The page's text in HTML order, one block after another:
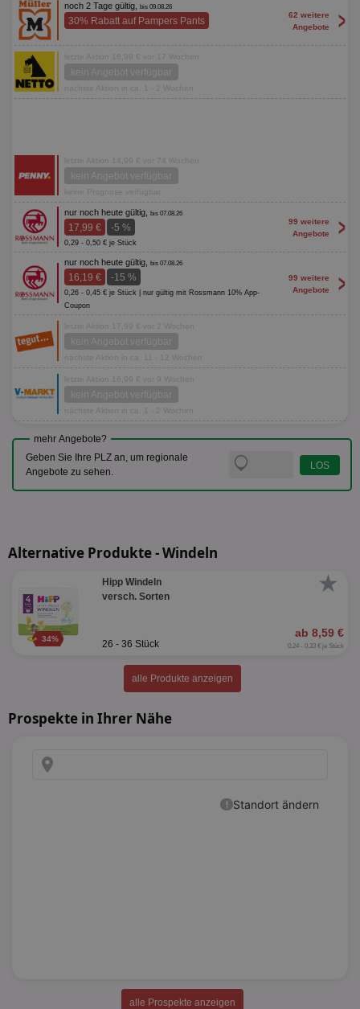
noch 2 Tage gültig, bis 09.08.26
30% Rabatt auf Pampers Pants
62 weitere
Angebote
>
letzte Aktion 16,99 € vor 17 Wochen
kein Angebot verfügbar
nächste Aktion in ca. 1 - 2 Wochen
letzte Aktion 14,99 € vor 74 Wochen
kein Angebot verfügbar
keine Prognose verfügbar
nur noch heute gültig, bis 07.08.26
17,99 € -5 %
0,29 - 0,50 € je Stück
99 weitere
Angebote
>
nur noch heute gültig, bis 07.08.26
16,19 € -15 %
0,26 - 0,45 € je Stück | nur gültig mit Rossmann 10% App-
Coupon
99 weitere
Angebote
>
letzte Aktion 17,99 € vor 2 Wochen
kein Angebot verfügbar
nächste Aktion in ca. 11 - 12 Wochen
letzte Aktion 16,99 € vor 9 Wochen
kein Angebot verfügbar
nächste Aktion in ca. 1 - 2 Wochen
mehr Angebote?
Geben Sie Ihre PLZ an, um regionale
Angebote zu sehen.
Alternative Produkte - Windeln
★
34%
Hipp Windeln
versch. Sorten
ab 8,59 €
26 - 36 Stück 0,24 - 0,33 € je Stück
alle Produkte anzeigen
Prospekte in Ihrer Nähe
alle Prospekte anzeigen